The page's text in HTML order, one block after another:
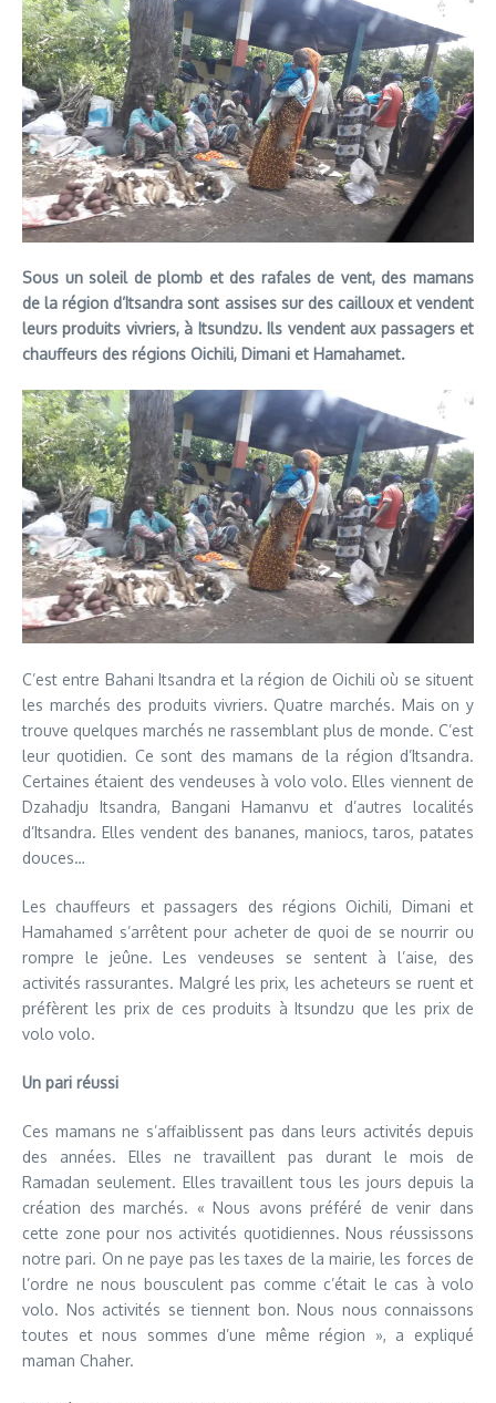
Sous un soleil de plomb et des rafales de vent, des mamans
de la région d’Itsandra sont assises sur des cailloux et vendent
leurs produits vivriers, à Itsundzu. Ils vendent aux passagers et
chauffeurs des régions Oichili, Dimani et Hamahamet.
C’est entre Bahani Itsandra et la région de Oichili où se situent
les marchés des produits vivriers. Quatre marchés. Mais on y
trouve quelques marchés ne rassemblant plus de monde. C’est
leur quotidien. Ce sont des mamans de la région d’Itsandra.
Certaines étaient des vendeuses à volo volo. Elles viennent de
Dzahadju Itsandra, Bangani Hamanvu et d’autres localités
d’Itsandra. Elles vendent des bananes, maniocs, taros, patates
douces…
Les chauffeurs et passagers des régions Oichili, Dimani et
Hamahamed s’arrêtent pour acheter de quoi de se nourrir ou
rompre le jeûne. Les vendeuses se sentent à l’aise, des
activités rassurantes. Malgré les prix, les acheteurs se ruent et
préfèrent les prix de ces produits à Itsundzu que les prix de
volo volo.
Un pari réussi
Ces mamans ne s’affaiblissent pas dans leurs activités depuis
des années. Elles ne travaillent pas durant le mois de
Ramadan seulement. Elles travaillent tous les jours depuis la
création des marchés. « Nous avons préféré de venir dans
cette zone pour nos activités quotidiennes. Nous réussissons
notre pari. On ne paye pas les taxes de la mairie, les forces de
l’ordre ne nous bousculent pas comme c’était le cas à volo
volo. Nos activités se tiennent bon. Nous nous connaissons
toutes et nous sommes d’une même région », a expliqué
maman Chaher.